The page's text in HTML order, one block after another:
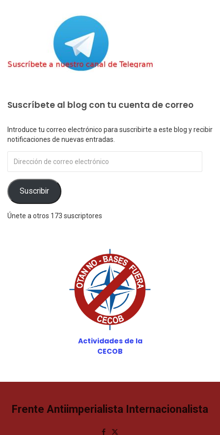
Suscríbete al blog con tu cuenta de correo
Introduce tu correo electrónico para suscribirte a este blog y recibir
notificaciones de nuevas entradas.
de
correo
electrónico
Suscribir
Únete a otros 173 suscriptores
Actividades de la
CECOB
Frente Antiimperialista Internacionalista